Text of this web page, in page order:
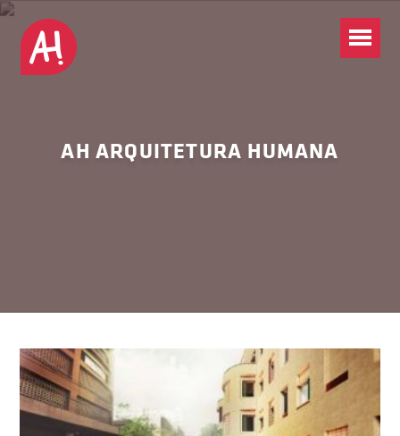
AH ARQUITETURA HUMANA